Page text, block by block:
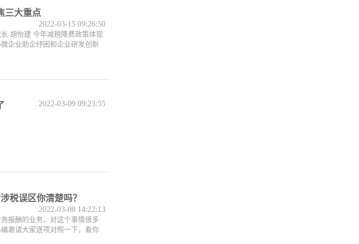
三大重点
2022-03-15 09:26:50
胡怡建 今年减税降费政策体现
企业助企纾困和企业研发创新
2022-03-09 09:23:55
税误区你清楚吗？
2022-03-08 14:22:13
报酬的业务，对这个事情很多
邀请大家逐项对照一下，看你